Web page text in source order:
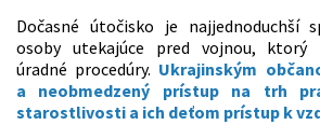
Dočasné útočisko je najjednoduchší
osoby utekajúce pred vojnou, ktorý
úradné procedúry. Ukrajinským
a neobmedzený prístup na trh
starostlivosti a ich deťom prístup k